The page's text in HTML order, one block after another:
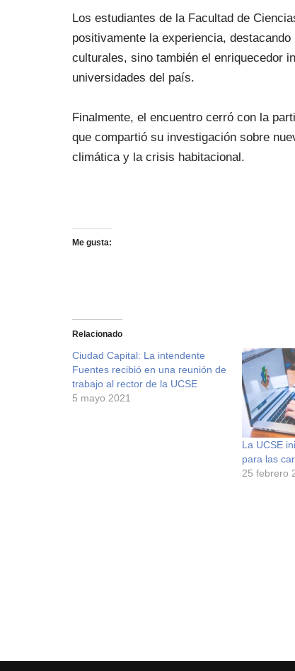
Los estudiantes de la Facultad de
positivamente la experiencia,
culturales, sino también el enriquecedor
universidades del país.
Finalmente, el encuentro cerró con la
que compartió su investigación sobre
climática y la crisis habitacional.
Me gusta:
Relacionado
Ciudad Capital: La intendente
Fuentes recibió en una reunión de
trabajo al rector de la UCSE
5 mayo 2021
La UCSE
para las
25 febrero